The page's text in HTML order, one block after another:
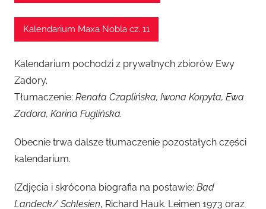
Kalendarium Maxa Nobla cz. 11
Kalendarium pochodzi z prywatnych zbiorów Ewy
Zadory.
Tłumaczenie: Renata Czaplińska, Iwona Korpyta, Ewa
Zadora, Karina Fuglińska.
Obecnie trwa dalsze tłumaczenie pozostałych części
kalendarium.
(Zdjęcia i skrócona biografia na postawie: Bad
Landeck/ Schlesien, Richard Hauk. Leimen 1973 oraz